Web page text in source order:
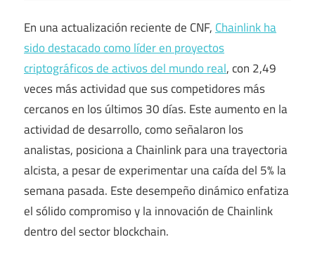
En una actualización reciente de CNF, Chainlink ha
sido destacado como líder en proyectos
criptográficos de activos del mundo real, con 2,49
veces más actividad que sus competidores más
cercanos en los últimos 30 días. Este aumento en la
actividad de desarrollo, como señalaron los
analistas, posiciona a Chainlink para una trayectoria
alcista, a pesar de experimentar una caída del 5% la
semana pasada. Este desempeño dinámico enfatiza
el sólido compromiso y la innovación de Chainlink
dentro del sector blockchain.